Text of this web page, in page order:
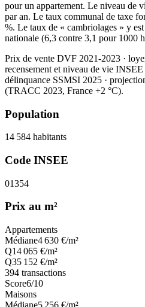
pour un appartement. Le niveau de
par an. Le taux communal de taxe
%. Le taux de « cambriolages » y
nationale (6,3 contre 3,1 pour 1000
Prix de vente DVF 2021-2023 ·
recensement et niveau de vie INSEE
délinquance SSMSI 2025 ·
(TRACC 2023, France +2 °C).
Population
14 584 habitants
Code INSEE
01354
Prix au m²
Appartements
Médiane4 630 €/m²
Q14 065 €/m²
Q35 152 €/m²
394 transactions
Score6/10
Maisons